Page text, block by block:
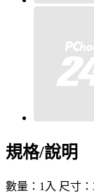
規格/說明
數量：1入 尺寸：